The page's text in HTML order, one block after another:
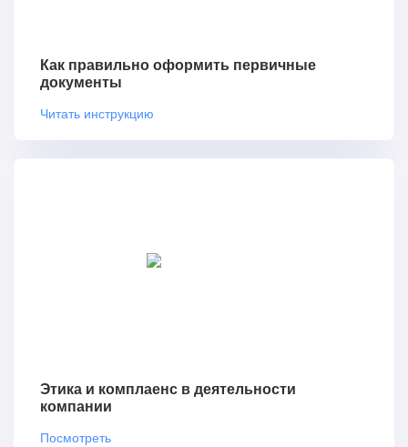
Как правильно оформить первичные
документы
Читать инструкцию
Этика и комплаенс в деятельности
компании
Посмотреть